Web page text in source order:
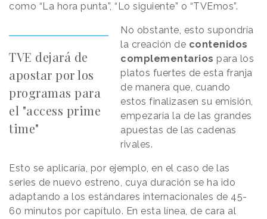
como “La hora punta”, “Lo siguiente” o “TVEmos”.
TVE dejará de
apostar por los
programas para
el "access prime
time"
No obstante, esto supondría
la creación de contenidos
complementarios para los
platos fuertes de esta franja
de manera que, cuando
estos finalizasen su emisión,
empezaría la de las grandes
apuestas de las cadenas
rivales.
Esto se aplicaría, por ejemplo, en el caso de las
series de nuevo estreno, cuya duración se ha ido
adaptando a los estándares internacionales de 45-
60 minutos por capítulo. En esta línea, de cara al